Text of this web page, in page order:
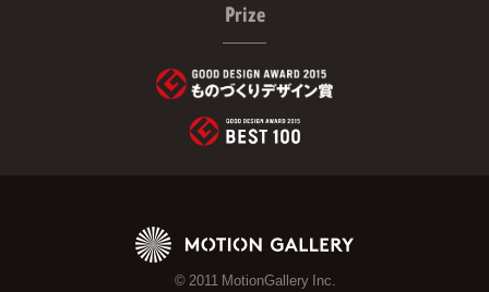
Prize
© 2011 MotionGallery Inc.